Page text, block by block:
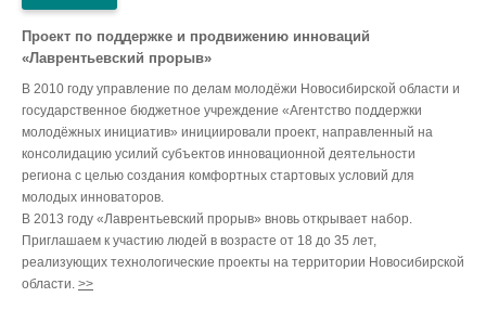
Проект по поддержке и продвижению инноваций
«Лаврентьевский прорыв»
В 2010 году управление по делам молодёжи Новосибирской области и
государственное бюджетное учреждение «Агентство поддержки
молодёжных инициатив» инициировали проект, направленный на
консолидацию усилий субъектов инновационной деятельности
региона с целью создания комфортных стартовых условий для
молодых инноваторов.
В 2013 году «Лаврентьевский прорыв» вновь открывает набор.
Приглашаем к участию людей в возрасте от 18 до 35 лет,
реализующих технологические проекты на территории Новосибирской
области. >>